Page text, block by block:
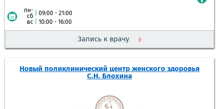
пн-
сб
09:00 - 21:00
вс
10:00 - 16:00
Запись к врачу
Новый поликлинический центр женского здоровья
С.Н. Блохина